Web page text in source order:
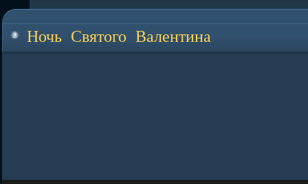
Ночь Святого Валентина